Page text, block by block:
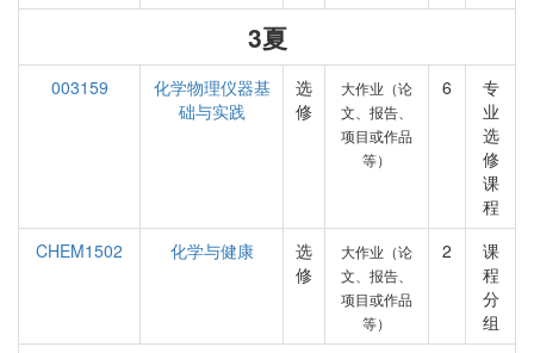
3夏
003159
化学物理仪器基
础与实践
选
修
大作业（论
文、报告、
项目或作品
等）
6
专
业
选
修
课
程
CHEM1502
化学与健康
选
修
大作业（论
文、报告、
项目或作品
等）
2
课
程
分
组